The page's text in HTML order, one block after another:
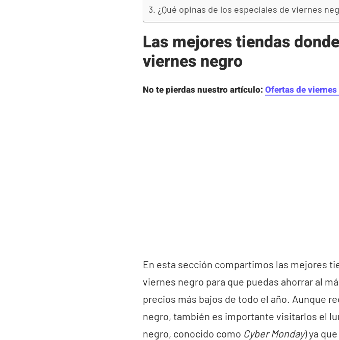
¿Qué opinas de los especiales de viernes
Las mejores tiendas
viernes negro
No te pierdas nuestro artículo: Ofertas de
En esta sección compartimos las mejores
viernes negro para que puedas ahorrar al
precios más bajos de todo el año. Aunque
negro, también es importante visitarlos el
negro, conocido como Cyber Monday) ya